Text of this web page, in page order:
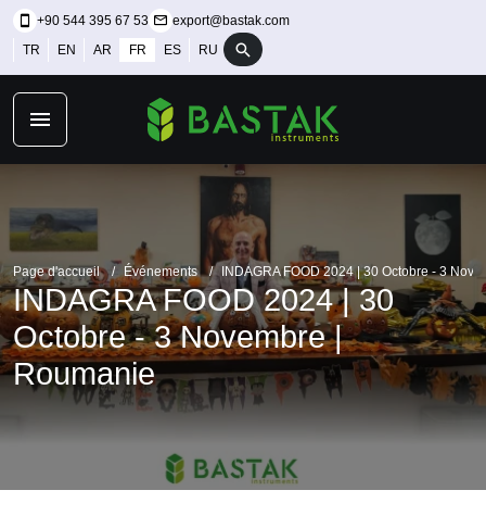
+90 544 395 67 53
export@bastak.com
TR
EN AR FR ES RU
Page d'accueil Événements INDAGRA FOOD 2024 | 30 Octobre - 3
INDAGRA FOOD 2024 | 30
Octobre - 3 Novembre |
Roumanie